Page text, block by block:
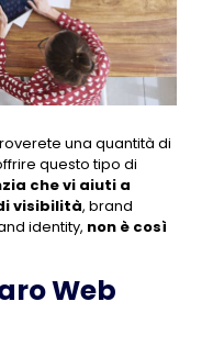
una quantità di
questo tipo di
che vi aiuti a
visibilità, brand
identity, non è così
Web